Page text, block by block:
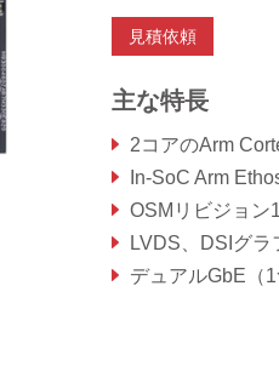
見積依頼
主な特長
2コアのArm
In-SoC Arm
OSMリビジョン
LVDS、DSIグラ
デュアルGbE（1